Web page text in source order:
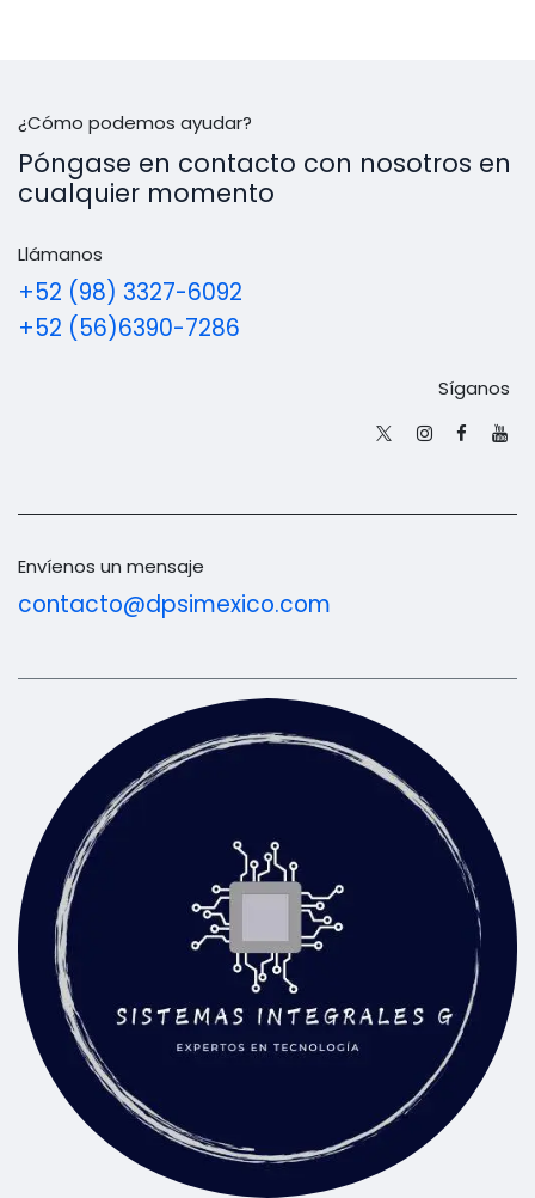
¿Cómo podemos ayudar?
Póngase en contacto con nosotros en
cualquier momento
Llámanos
+52 (98) 3327-6092
+52 (56)6390-7286
Síganos
Envíenos un mensaje
contacto@dpsimexico.com